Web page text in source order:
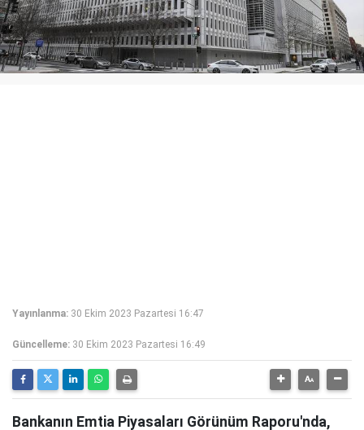
Yayınlanma: 30 Ekim 2023 Pazartesi 16:47
Güncelleme: 30 Ekim 2023 Pazartesi 16:49
Bankanın Emtia Piyasaları Görünüm Raporu'nda,